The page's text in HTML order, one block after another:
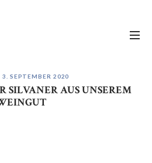
3. SEPTEMBER 2020
SILVANER AUS UNSEREM